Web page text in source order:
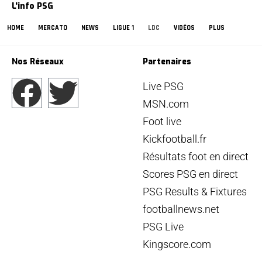
L'info PSG
HOME MERCATO NEWS LIGUE 1 LDC VIDÉOS PLUS
Nos Réseaux Partenaires
Live PSG
MSN.com
Foot live
Kickfootball.fr
Résultats foot en direct
Scores PSG en direct
PSG Results & Fixtures
footballnews.net
PSG Live
Kingscore.com